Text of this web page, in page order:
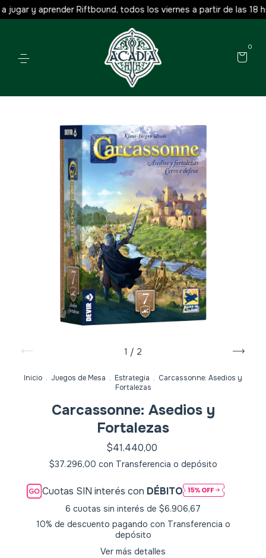
y aprender Riftbound, todos los viernes a partir de las 18 hs.
0
1 / 2
Inicio . Juegos de Mesa . Estrategia . Carcassonne: Asedios y
Fortalezas
Carcassonne: Asedios y
Fortalezas
$41.440,00
$37.296,00 con Transferencia o depósito
Cuotas SIN interés con DÉBITO
6 cuotas sin interés de $6.906,67
10% de descuento pagando con Transferencia o
depósito
Ver más detalles